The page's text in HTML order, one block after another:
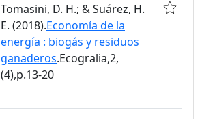
Tomasini, D. H.; & Suárez, H.
E. (2018).Economía de la
energía : biogás y residuos
ganaderos.Ecogralia,2,
(4),p.13-20